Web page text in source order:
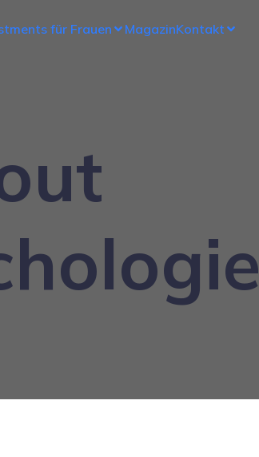
für Frauen MagazinKontakt